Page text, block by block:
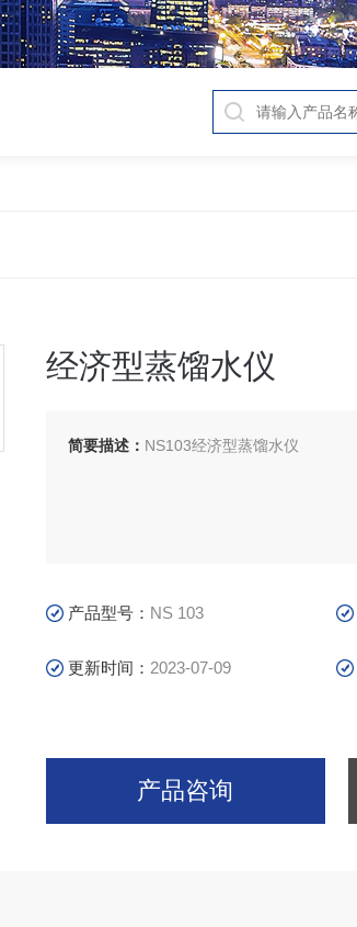
经济型蒸馏水仪
简要描述： NS103经济型蒸馏水仪
产品型号： NS 103
更新时间： 2023-07-09
产品咨询